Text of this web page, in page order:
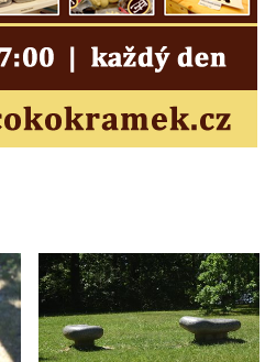
stezky v
v Duchcově
v Janově
fresky v